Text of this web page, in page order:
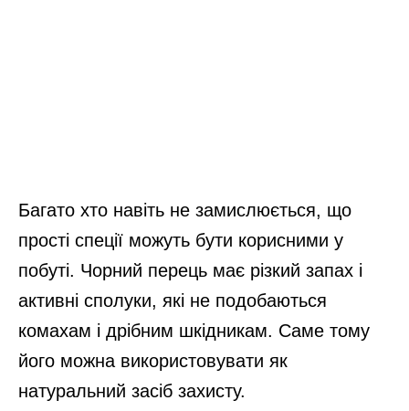
Багато хто навіть не замислюється, що
прості спеції можуть бути корисними у
побуті. Чорний перець має різкий запах і
активні сполуки, які не подобаються
комахам і дрібним шкідникам. Саме тому
його можна використовувати як
натуральний засіб захисту.